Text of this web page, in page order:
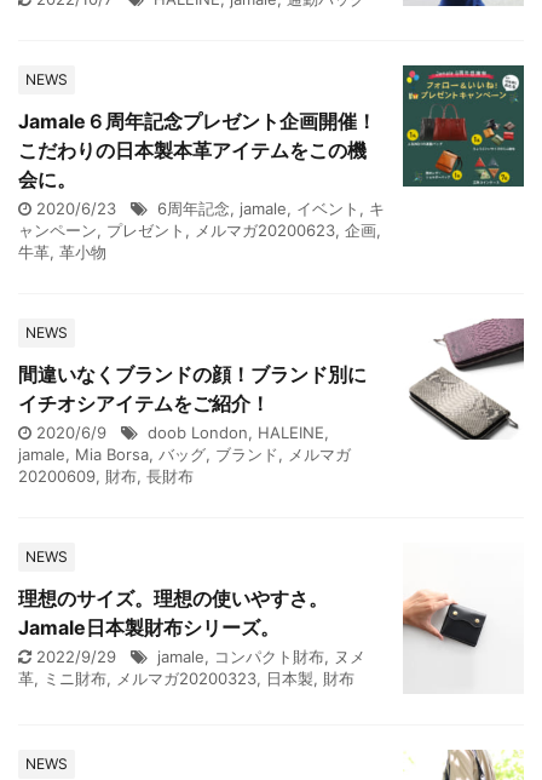
NEWS
Jamale６周年記念プレゼント企画開催！
こだわりの日本製本革アイテムをこの機
会に。
2020/6/23 6周年記念, jamale, イベント , キ
ャンペーン, プレゼント , メルマガ20200623, 企画,
牛革, 革小物
NEWS
間違いなくブランドの顔！ブランド別に
イチオシアイテムをご紹介！
2020/6/9 doob London, HALEINE,
jamale, Mia Borsa, バッグ, ブランド, メルマガ
20200609, 財布, 長財布
NEWS
理想のサイズ。理想の使いやすさ。
Jamale日本製財布シリーズ。
2022/9/29 jamale, コンパクト財布, ヌメ
革, ミニ財布, メルマガ20200323, 日本製, 財布
NEWS